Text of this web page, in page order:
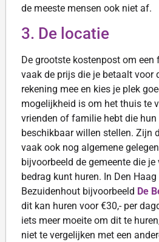
de meeste mensen ook niet af.
3. De locatie
De grootste kostenpost om een
vaak de prijs die je betaalt voor
rekening mee en kies je plek
mogelijkheid is om het thuis te
vrienden of familie hebt die
beschikbaar willen stellen. Zijn
vaak ook nog algemene
bijvoorbeeld de gemeente die
bedrag kunt huren. In Den
Bezuidenhout bijvoorbeeld De
dit kan huren voor €30,- per
iets meer moeite om dit te
niet te vergelijken met een